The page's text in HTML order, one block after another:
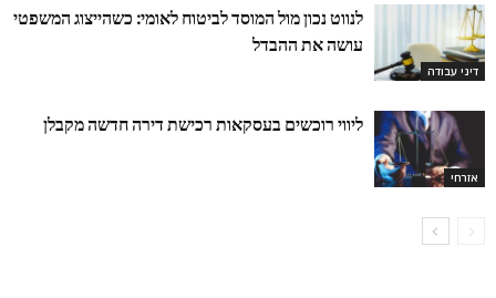
דיני עבודה
לנווט נכון מול המוסד לביטוח לאומי: כשהייצוג המשפטי
עושה את ההבדל
אזרחי
ליווי רוכשים בעסקאות רכישת דירה חדשה מקבלן